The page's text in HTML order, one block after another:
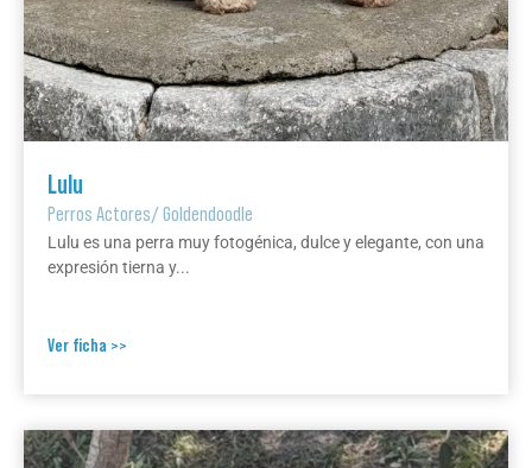
Lulu
Perros Actores/Goldendoodle
Lulu es una perra muy fotogénica, dulce y elegante, con una
expresión tierna y...
Ver ficha >>